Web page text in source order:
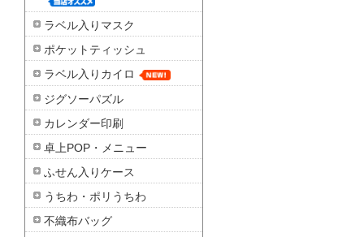
ラベル入りマスク
ポケットティッシュ
ラベル入りカイロ
ジグソーパズル
カレンダー印刷
卓上POP・メニュー
ふせん入りケース
うちわ・ポリうちわ
不織布バッグ